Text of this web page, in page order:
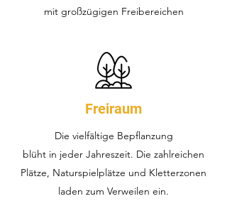
mit großzügigen Freibereichen
Freiraum
Die vielfältige Bepflanzung
blüht in jeder Jahreszeit. Die zahlreichen
Plätze, Naturspielplätze und Kletterzonen
laden zum Verweilen ein.